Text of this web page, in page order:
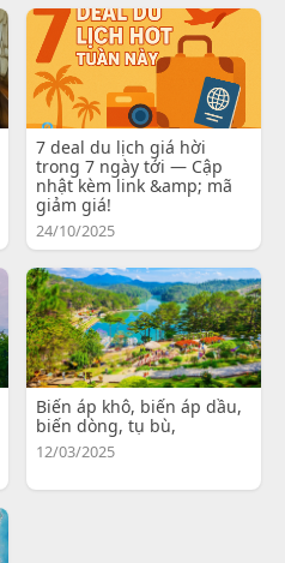
7 deal du lịch giá hời
trong 7 ngày tới — Cập
nhật kèm link &amp; mã
giảm giá!
24/10/2025
Biến áp khô, biến áp dầu,
biến dòng, tụ bù,
12/03/2025